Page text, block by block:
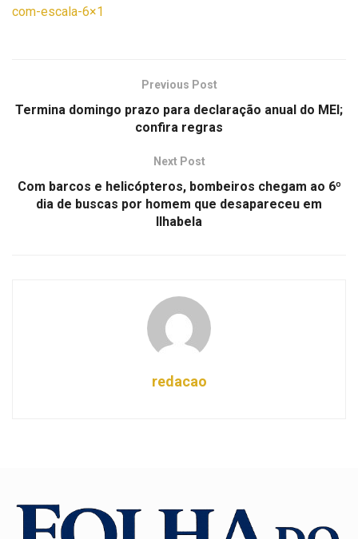
com-escala-6×1
Previous Post
Termina domingo prazo para declaração anual do MEI;
confira regras
Next Post
Com barcos e helicópteros, bombeiros chegam ao 6º
dia de buscas por homem que desapareceu em
Ilhabela
redacao